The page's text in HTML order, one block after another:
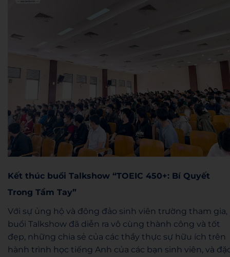
Kết thúc buổi Talkshow “TOEIC 450+: Bí Quyết
Trong Tầm Tay”
Với sự ủng hộ và đông đảo sinh viên trường tham gia,
buổi Talkshow đã diễn ra vô cùng thành công và tốt
đẹp, những chia sẻ của các thầy thực sự hữu ích trên
hành trình học tiếng Anh của các bạn sinh viên, và